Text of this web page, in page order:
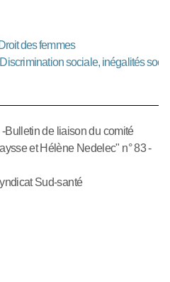
des femmes
sociale, inégalités
Bulletin de liaison du comité
et Hélène Nedelec" n° 83 -
Sud-santé